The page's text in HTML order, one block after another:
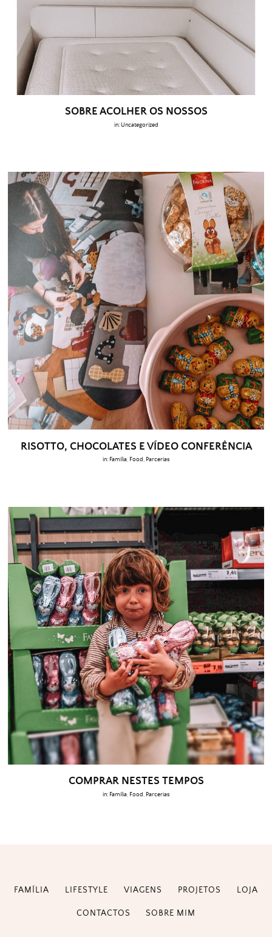
SOBRE ACOLHER OS NOSSOS
in: Uncategorized
RISOTTO, CHOCOLATES E VÍDEO CONFERÊNCIA
in: Família Food Parcerias
COMPRAR NESTES TEMPOS
in: Família Food Parcerias
FAMÍLIA LIFESTYLE VIAGENS PROJETOS LOJA
CONTACTOS SOBRE MIM